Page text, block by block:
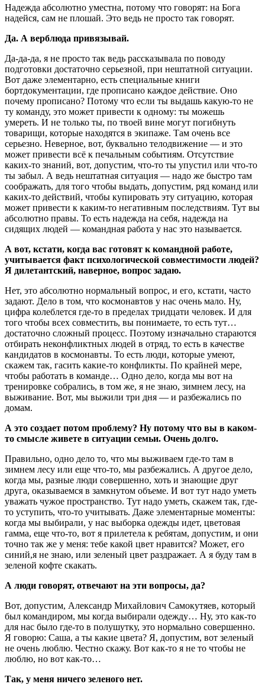
Надежда абсолютно уместна, потому что говорят: на Бога
надейся, сам не плошай. Это ведь не просто так говорят.
Да. А верблюда привязывай.
Да-да-да, я не просто так ведь рассказывала по поводу
подготовки достаточно серьезной, при нештатной ситуации.
Вот даже элементарно, есть специальные книги
бортдокументации, где прописано каждое действие. Оно
почему прописано? Потому что если ты выдашь какую-то не
ту команду, это может привести к одному: ты можешь
умереть. И не только ты, по твоей вине могут погибнуть
товарищи, которые находятся в экипаже. Там очень все
серьезно. Неверное, вот, буквально телодвижение — и это
может привести всё к печальным событиям. Отсутствие
каких-то знаний, вот, допустим, что-то ты упустил или что-то
ты забыл. А ведь нештатная ситуация — надо же быстро там
соображать, для того чтобы выдать, допустим, ряд команд или
каких-то действий, чтобы купировать эту ситуацию, которая
может привести к каким-то негативным последствиям. Тут вы
абсолютно правы. То есть надежда на себя, надежда на
сидящих людей — командная работа у нас это называется.
А вот, кстати, когда вас готовят к командной работе,
учитывается факт психологической совместимости людей?
Я дилетантский, наверное, вопрос задаю.
Нет, это абсолютно нормальный вопрос, и его, кстати, часто
задают. Дело в том, что космонавтов у нас очень мало. Ну,
цифра колеблется где-то в пределах тридцати человек. И для
того чтобы всех совместить, вы понимаете, то есть тут…
достаточно сложный процесс. Поэтому изначально стараются
отбирать неконфликтных людей в отряд, то есть в качестве
кандидатов в космонавты. То есть люди, которые умеют,
скажем так, гасить какие-то конфликты. По крайней мере,
чтобы работать в команде… Одно дело, когда мы вот на
тренировке собрались, в том же, я не знаю, зимнем лесу, на
выживание. Вот, мы выжили три дня — и разбежались по
домам.
А это создает потом проблему? Ну потому что вы в каком-
то смысле живете в ситуации семьи. Очень долго.
Правильно, одно дело то, что мы выживаем где-то там в
зимнем лесу или еще что-то, мы разбежались. А другое дело,
когда мы, разные люди совершенно, хоть и знающие друг
друга, оказываемся в замкнутом объеме. И вот тут надо уметь
уважать чужое пространство. Тут надо уметь, скажем так, где-
то уступить, что-то учитывать. Даже элементарные моменты:
когда мы выбирали, у нас выборка одежды идет, цветовая
гамма, еще что-то, вот я прилетела к ребятам, допустим, и они
точно так же у меня: тебе какой цвет нравится? Может, его
синий,я не знаю, или зеленый цвет раздражает. А я буду там в
зеленой кофте скакать.
А люди говорят, отвечают на эти вопросы, да?
Вот, допустим, Александр Михайлович Самокутяев, который
был командиром, мы когда выбирали одежду… Ну, это как-то
для нас было где-то в полушутку, это нормально совершенно.
Я говорю: Саша, а ты какие цвета? Я, допустим, вот зеленый
не очень люблю. Честно скажу. Вот как-то я не то чтобы не
люблю, но вот как-то…
Так, у меня ничего зеленого нет.